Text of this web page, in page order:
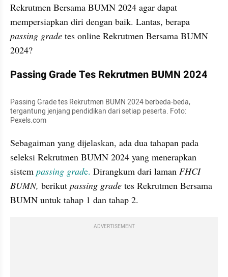
Rekrutmen Bersama BUMN 2024 agar dapat
mempersiapkan diri dengan baik. Lantas, berapa
passing grade tes online Rekrutmen Bersama BUMN
2024?
Passing Grade Tes Rekrutmen BUMN 2024
Passing Grade tes Rekrutmen BUMN 2024 berbeda-beda,
tergantung jenjang pendidikan dari setiap peserta. Foto:
Pexels.com
Sebagaiman yang dijelaskan, ada dua tahapan pada
seleksi Rekrutmen BUMN 2024 yang menerapkan
sistem passing grade. Dirangkum dari laman FHCI
BUMN, berikut passing grade tes Rekrutmen Bersama
BUMN untuk tahap 1 dan tahap 2.
ADVERTISEMENT